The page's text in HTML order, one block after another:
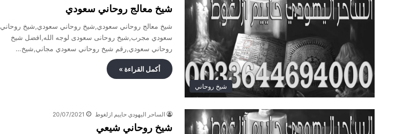
شيخ روحاني
شيخ معالج روحاني سعودي
شيخ معالج روحاني سعودي,شيخ روحاني سعودي,شيخ روحاني
سعودي مجرب,شيخ روحانى سعودى لوجه الله,افضل شيخ
روحاني سعودي,رقم شيخ روحاني سعودي مجاني,شيخ…
أكمل القراءة »
الساحر اليهودي حاييم ازلغوط 20/07/2021
شيخ روحاني شيعي